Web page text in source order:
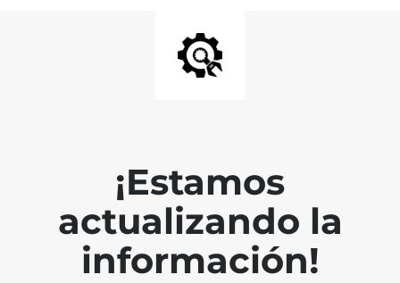
¡Estamos
actualizando la
información!